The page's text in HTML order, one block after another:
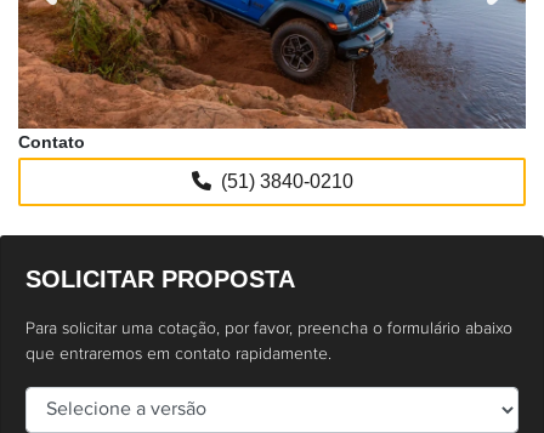
SOLICITAR PROPOSTA
Para solicitar uma cotação, por favor, preencha o formulário abaixo
que entraremos em contato rapidamente.
Contato
(51) 3840-0210